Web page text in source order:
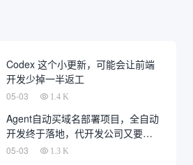
Codex 这个小更新，可能会让前端
开发少掉一半返工
05-03 1.4 K
Agent自动买域名部署项目，全自动
开发终于落地，代开发公司又要倒
一大片
05-03 1.3 K